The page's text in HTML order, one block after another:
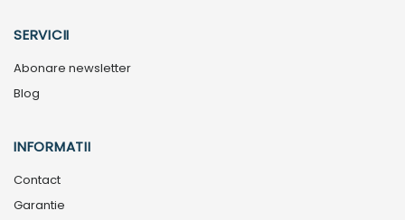
SERVICII
Abonare newsletter
Blog
INFORMATII
Contact
Garantie